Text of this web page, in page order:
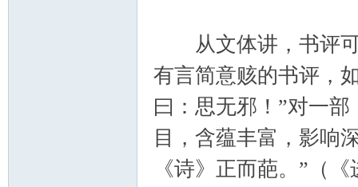
从文体讲，书评可
有言简意赅的书评，
曰：思无邪！”对一
目，含蕴丰富，影响
《诗》正而葩。”（